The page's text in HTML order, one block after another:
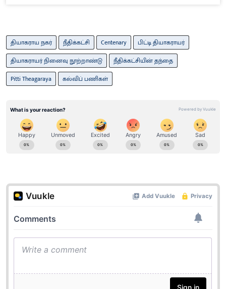
தியாகராய நகர் நீதிக்கட்சி Centenary
பிட்டி தியாகராயர்
தியாகராயர் நினைவு நூற்றாண்டு
நீதிக்கட்சியின் தந்தை
Pitti Theagaraya
கல்விப் பணிகள்